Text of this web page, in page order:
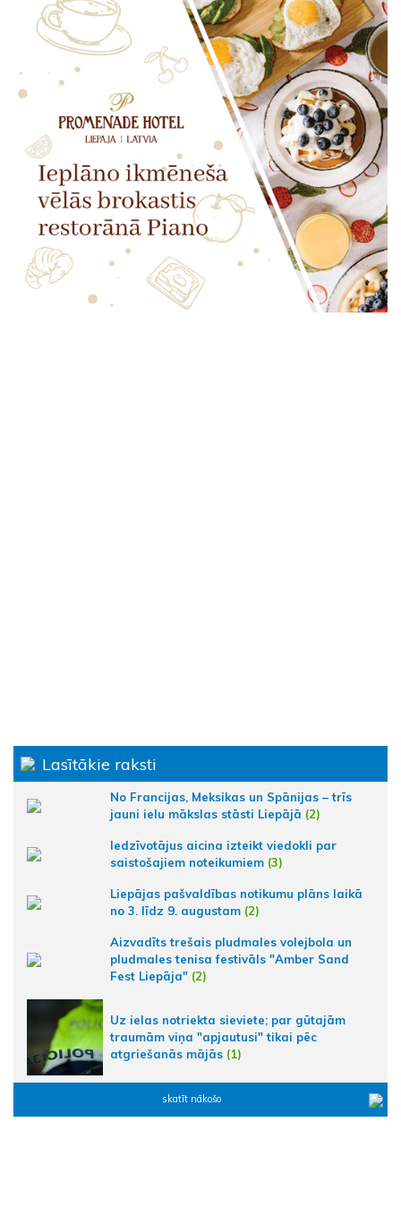
Lasītākie raksti
No Francijas, Meksikas un Spānijas – trīs
jauni ielu mākslas stāsti Liepājā (2)
Iedzīvotājus aicina izteikt viedokli par
saistošajiem noteikumiem (3)
Liepājas pašvaldības notikumu plāns laikā
no 3. līdz 9. augustam (2)
Aizvadīts trešais pludmales volejbola un
pludmales tenisa festivāls "Amber Sand
Fest Liepāja" (2)
Uz ielas notriekta sieviete; par gūtajām
traumām viņa "apjautusi" tikai pēc
atgriešanās mājās (1)
skatīt nākošo